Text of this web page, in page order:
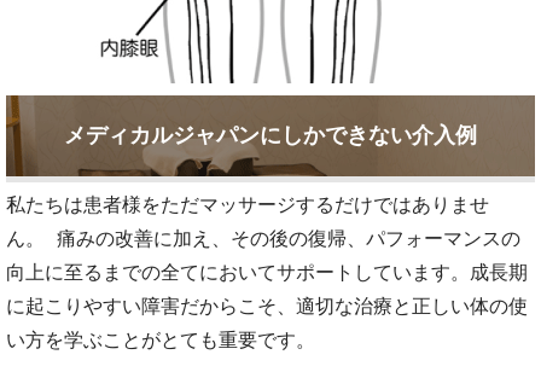
メディカルジャパンにしかできない介入例
私たちは患者様をただマッサージするだけではありませ
ん。 痛みの改善に加え、その後の復帰、パフォーマンスの
向上に至るまでの全てにおいてサポートしています。成長期
に起こりやすい障害だからこそ、適切な治療と正しい体の使
い方を学ぶことがとても重要です。